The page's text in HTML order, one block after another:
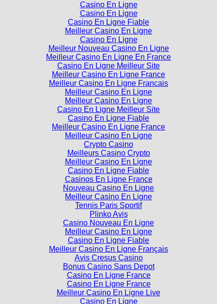
Casino En Ligne
Casino En Ligne
Casino En Ligne Fiable
Meilleur Casino En Ligne
Casino En Ligne
Meilleur Nouveau Casino En Ligne
Meilleur Casino En Ligne En France
Casino En Ligne Meilleur Site
Meilleur Casino En Ligne France
Meilleur Casino En Ligne Francais
Meilleur Casino En Ligne
Meilleur Casino En Ligne
Casino En Ligne Meilleur Site
Casino En Ligne Fiable
Meilleur Casino En Ligne France
Meilleur Casino En Ligne
Crypto Casino
Meilleurs Casino Crypto
Meilleur Casino En Ligne
Casino En Ligne Fiable
Casinos En Ligne France
Nouveau Casino En Ligne
Meilleur Casino En Ligne
Tennis Paris Sportif
Plinko Avis
Casino Nouveau En Ligne
Meilleur Casino En Ligne
Casino En Ligne Fiable
Meilleur Casino En Ligne Français
Avis Cresus Casino
Bonus Casino Sans Depot
Casino En Ligne France
Casino En Ligne France
Meilleur Casino En Ligne Live
Casino En Ligne